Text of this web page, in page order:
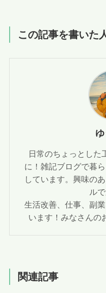
この記事を書いた
日常のちょっとした
に！雑記ブログで暮
しています。興味の
ル
生活改善、仕事、副
います！みなさんの
関連記事